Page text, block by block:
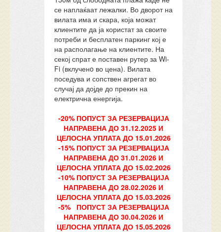
се наплаќаат лежалки. Во дворот на
вилата има и скара, која можат
клиентите да ја користат за своите
потреби и бесплатен паркинг кој е
на располагање на клиентите. На
секој спрат е поставен рутер за Wi-
Fi (вклученo во цена). Вилата
поседува и сопствен агрегат во
случај да дојде до прекин на
електрична енергија.
-20% ПОПУСТ ЗА РЕЗЕРВАЦИЈА
НАПРАВЕНА ДО 31.12.2025 И
ЦЕЛОСНА УПЛАТА ДО 15.01.2026
-15% ПОПУСТ ЗА РЕЗЕРВАЦИЈА
НАПРАВЕНА ДО 31.01.2026 И
ЦЕЛОСНА УПЛАТА ДО 15.02.2026
-10% ПОПУСТ ЗА РЕЗЕРВАЦИЈА
НАПРАВЕНА ДО 28.02.2026 И
ЦЕЛОСНА УПЛАТА ДО 15.03.2026
-5% ПОПУСТ ЗА РЕЗЕРВАЦИЈА
НАПРАВЕНА ДО 30.04.2026 И
ЦЕЛОСНА УПЛАТА ДО 15.05.2026